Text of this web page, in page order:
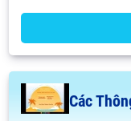
Các